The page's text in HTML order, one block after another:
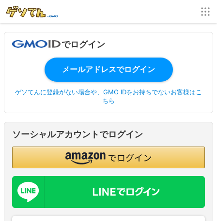
でログイン
ゲソてんに登録がない場合や、GMO IDをお持ちでないお客様はこ
ちら
ソーシャルアカウントでログイン